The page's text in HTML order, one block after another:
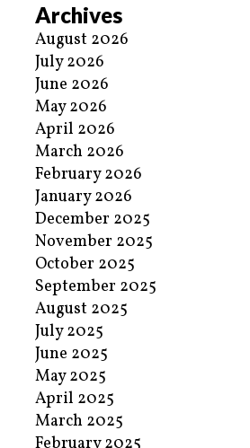
Archives
August 2026
July 2026
June 2026
May 2026
April 2026
March 2026
February 2026
January 2026
December 2025
November 2025
October 2025
September 2025
August 2025
July 2025
June 2025
May 2025
April 2025
March 2025